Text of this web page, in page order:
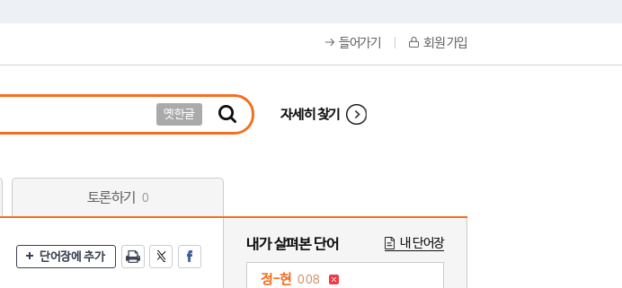
들어가기 회원 가입
옛한글 자세히 찾기
토론하기 0
단어장에 추가
내가 살펴본 단어 내 단어장
정-현 008